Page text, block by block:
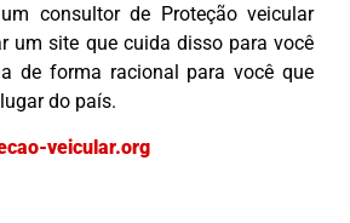
consultor de Proteção veicular
um site que cuida disso para você
de forma racional para você que
do país.
veicular.org